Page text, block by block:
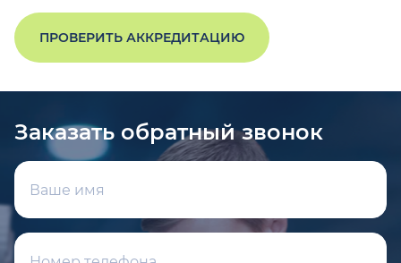
ПРОВЕРИТЬ АККРЕДИТАЦИЮ
Заказать обратный звонок